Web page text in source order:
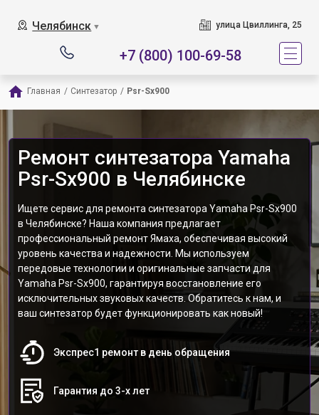
Челябинск ▼ улица Цвиллинга, 25
+7 (800) 100-69-58
Главная / Синтезатор / Psr-Sx900
Ремонт синтезатора Yamaha
Psr-Sx900 в Челябинске
Ищете сервис для ремонта синтезатора Yamaha Psr-Sx900
в Челябинске? Наша компания предлагает
профессиональный ремонт Ямаха, обеспечивая высокий
уровень качества и надежности. Мы используем
передовые технологии и оригинальные запчасти для
Yamaha Psr-Sx900, гарантируя восстановление его
исключительных звуковых качеств. Обратитесь к нам, и
ваш синтезатор будет функционировать как новый!
Экспрес1 ремонт в день обращения
Гарантия до 3-х лет